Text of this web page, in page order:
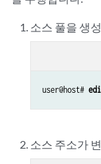
소스 풀을 생
user@host#
소스 주소가